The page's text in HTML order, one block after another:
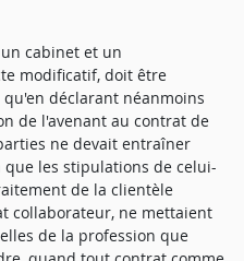
cabinet et un
modificatif, doit être
déclarant néanmoins
de l'avenant au contrat de
ne devait entraîner
les stipulations de celui-
de la clientèle
collaborateur, ne mettaient
de la profession que